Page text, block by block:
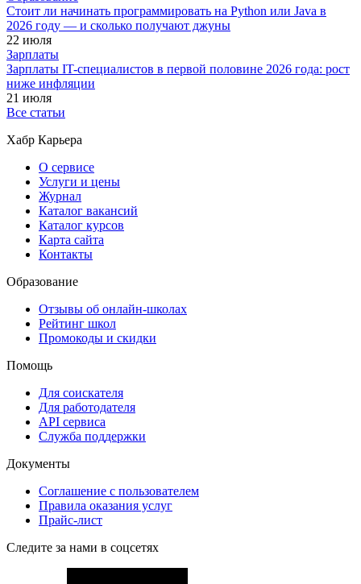
Стоит ли начинать программировать на Python или Java в
2026 году — и сколько получают джуны
22 июля
Зарплаты
Зарплаты IT-специалистов в первой половине 2026 года: рост
ниже инфляции
21 июля
Все статьи
Хабр Карьера
О сервисе
Услуги и цены
Журнал
Каталог вакансий
Каталог курсов
Карта сайта
Контакты
Образование
Отзывы об онлайн-школах
Рейтинг школ
Промокоды и скидки
Помощь
Для соискателя
Для работодателя
API сервиса
Служба поддержки
Документы
Соглашение с пользователем
Правила оказания услуг
Прайс-лист
Следите за нами в соцсетях